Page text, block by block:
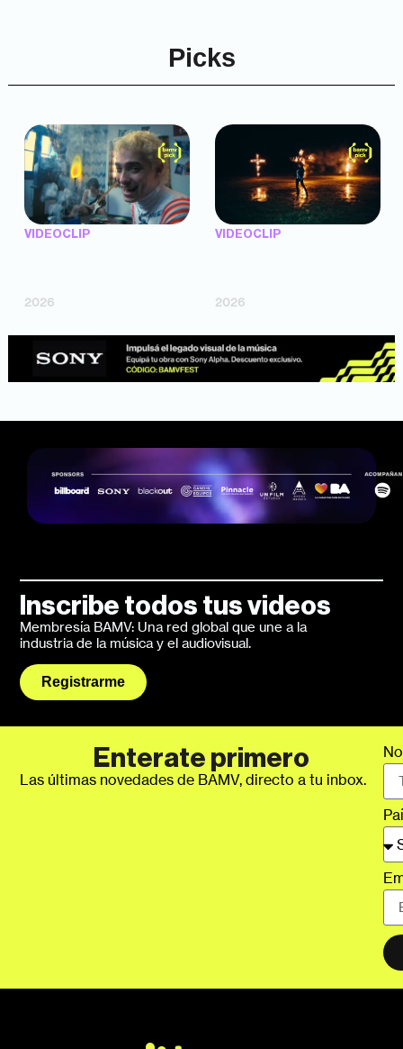
Picks
VIDEOCLIP
2026
VIDEOCLIP
2026
Inscribe todos tus videos
Membresía BAMV: Una red global que une a la
industria de la música y el audiovisual.
Registrarme
Enterate primero
Las últimas novedades de BAMV, directo a tu inbox.